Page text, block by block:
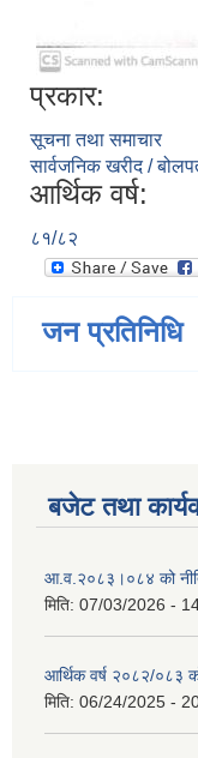
प्रकार:
सूचना तथा समाचार
सार्वजनिक खरीद /
आर्थिक वर्ष:
८१/८२
जन प्रतिनिधि
बजेट तथा
आ.व.२०८३।०८४ को
मिति: 07/03/2026 -
आर्थिक वर्ष २०८२/०८३
मिति: 06/24/2025 -